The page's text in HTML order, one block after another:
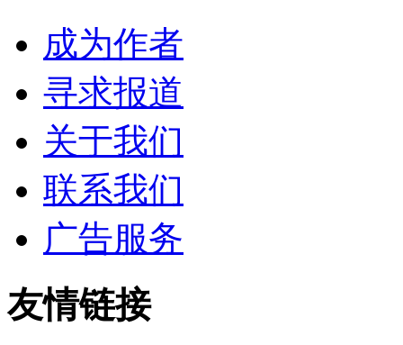
成为作者
寻求报道
关于我们
联系我们
广告服务
友情链接